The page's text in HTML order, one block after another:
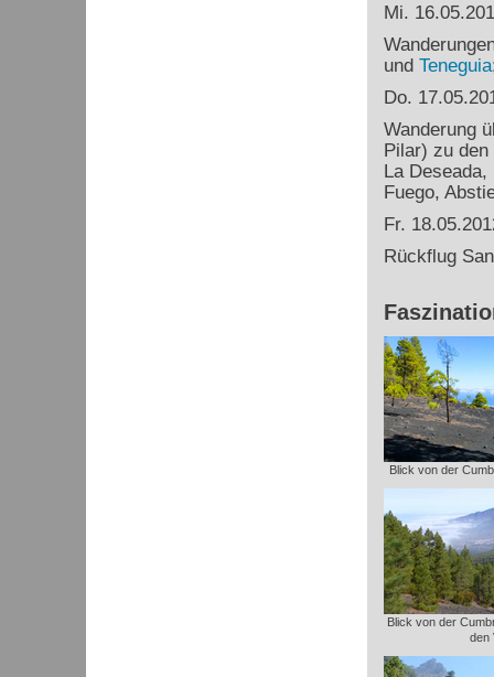
Mi.
und Teneguia
Do.
Wanderung
Pilar) zu den
La Deseada,
Fuego,
Fr.
Rückflug
Blick von der
Blick von der
den